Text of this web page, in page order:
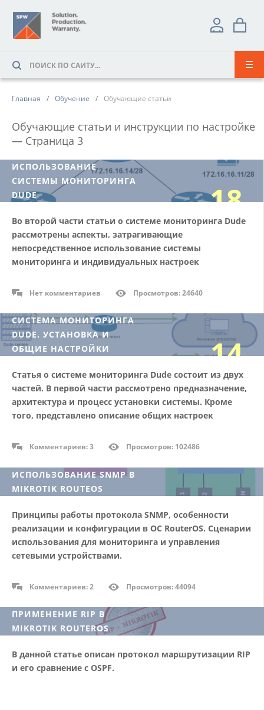
Главная Обучение Обучающие статьи
Обучающие статьи и инструкции по настройке
— Страница 3
ИСПОЛЬЗОВАНИЕ
СИСТЕМЫ МОНИТОРИНГА
DUDE
18
10/18
Во второй части статьи о системе мониторинга Dude
рассмотрены аспекты, затрагивающие
непосредственное использование системы
мониторинга и индивидуальных настроек
Нет комментариев Просмотров: 24640
СИСТЕМА МОНИТОРИНГА
DUDE. УСТАНОВКА И
ОБЩИЕ НАСТРОЙКИ
14
09/18
Статья о системе мониторинга Dude состоит из двух
частей. В первой части рассмотрено предназначение,
архитектура и процесс установки системы. Кроме
того, представлено описание общих настроек
Комментариев: 3 Просмотров: 102486
ИСПОЛЬЗОВАНИЕ SNMP В
MIKROTIK ROUTEOS
27
06/18
Принципы работы протокола SNMP, особенности
реализации и конфигурации в ОС RouterOS. Сценарии
использования для мониторинга и управления
сетевыми устройствами.
Комментариев: 2 Просмотров: 44094
ПРИМЕНЕНИЕ RIP В
MIKROTIK ROUTEROS
09
В данной статье описан протокол маршрутизации RIP
и его сравнение с OSPF.